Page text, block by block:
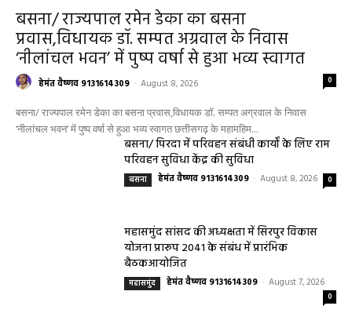
बसना/ राज्यपाल रमेन डेका का बसना
प्रवास,विधायक डॉ. सम्पत अग्रवाल के निवास
‘नीलांचल भवन’ में पुष्प वर्षा से हुआ भव्य स्वागत
हेमंत वैष्णव 9131614309 - August 8, 2026 0
बसना/ राज्यपाल रमेन डेका का बसना प्रवास,विधायक डॉ. सम्पत अग्रवाल के निवास
‘नीलांचल भवन’ में पुष्प वर्षा से हुआ भव्य स्वागत छत्तीसगढ़ के महामहिम...
बसना/ पिरदा में परिवहन संबंधी कार्यों के लिए राम
परिवहन सुविधा केंद्र की सुविधा
बसना हेमंत वैष्णव 9131614309 - August 8, 2026 0
महासमुंद सांसद की अध्यक्षता में सिरपुर विकास
योजना प्रारूप 2041 के संबंध में प्रारंभिक
बैठकआयोजित
महासमुंद हेमंत वैष्णव 9131614309 - August 7, 2026
0